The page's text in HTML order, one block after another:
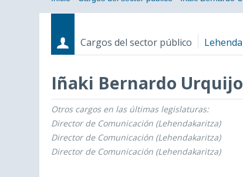
Cargos del sector público
Iñaki Bernardo Urquijo
CargosFecha de inicio - Fecha fin
Otros cargos en las últimas legislaturas:
Director de Comunicación (Lehendakaritza)
Director de Comunicación (Lehendakaritza)
Director de Comunicación (Lehendakaritza)